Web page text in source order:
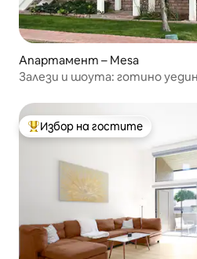
Апартамент – Mesa
Залези и шоута: готино
Най-популярен избор на
Избор на гостите